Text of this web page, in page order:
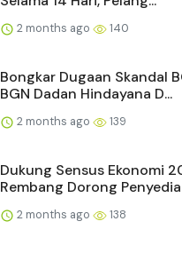
2 months ago 140
Bongkar Dugaan Skandal
BGN Dadan Hindayana D...
2 months ago 139
Dukung Sensus Ekonomi
Rembang Dorong
2 months ago 138